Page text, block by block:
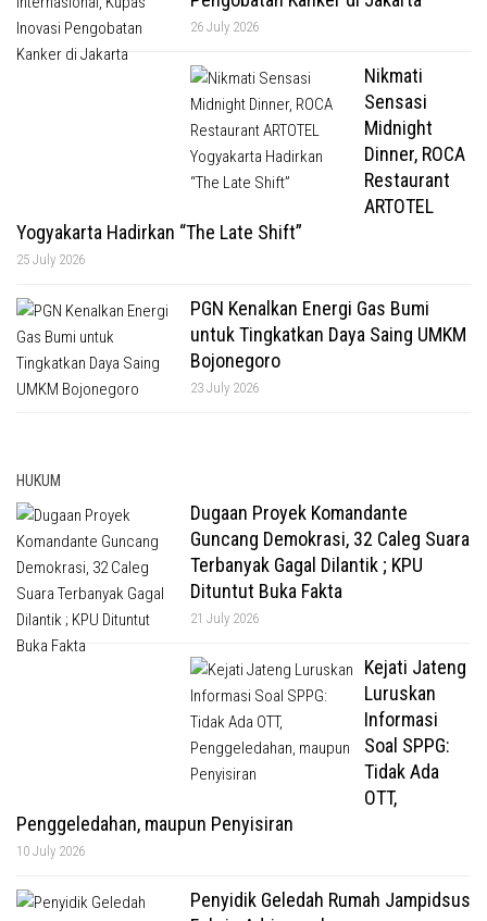
26 July 2026
Nikmati
Sensasi
Midnight
Dinner, ROCA
Restaurant
ARTOTEL
Yogyakarta Hadirkan “The Late Shift”
25 July 2026
PGN Kenalkan Energi Gas Bumi
untuk Tingkatkan Daya Saing UMKM
Bojonegoro
23 July 2026
HUKUM
Dugaan Proyek Komandante
Guncang Demokrasi, 32 Caleg Suara
Terbanyak Gagal Dilantik ; KPU
Dituntut Buka Fakta
21 July 2026
Kejati Jateng
Luruskan
Informasi
Soal SPPG:
Tidak Ada
OTT,
Penggeledahan, maupun Penyisiran
10 July 2026
Penyidik Geledah Rumah Jampidsus